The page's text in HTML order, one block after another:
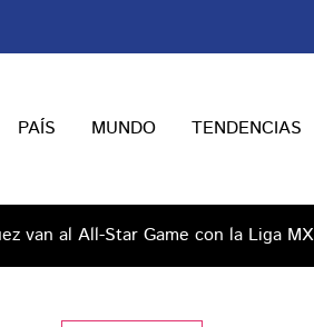
PAÍS MUNDO TENDENCIAS
van al All-Star Game con la Liga MX